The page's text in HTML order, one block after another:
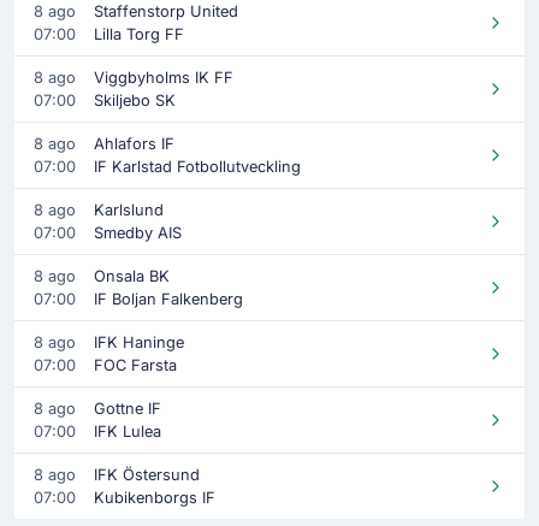
8 ago
07:00
Staffenstorp United
Lilla Torg FF
8 ago
07:00
Viggbyholms IK FF
Skiljebo SK
8 ago
07:00
Ahlafors IF
IF Karlstad Fotbollutveckling
8 ago
07:00
Karlslund
Smedby AIS
8 ago
07:00
Onsala BK
IF Boljan Falkenberg
8 ago
07:00
IFK Haninge
FOC Farsta
8 ago
07:00
Gottne IF
IFK Lulea
8 ago
07:00
IFK Östersund
Kubikenborgs IF